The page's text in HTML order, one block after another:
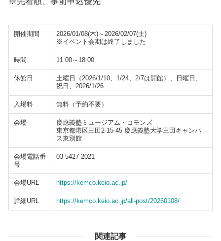
開催期間
2026/01/08(木)～2026/02/07(土)
※イベント会期は終了しました
時間 11:00～18:00
休館日
土曜日（2026/1/10、1/24、2/7は開館）、日曜日、
祝日、2026/1/26
入場料 無料（予約不要）
会場
慶應義塾ミュージアム・コモンズ
東京都港区三田2-15-45 慶應義塾大学三田キャンパ
ス東別館
会場電話番
号
03-5427-2021
会場URL https://kemco.keio.ac.jp/
詳細URL https://kemco.keio.ac.jp/all-post/20260108/
関連記事